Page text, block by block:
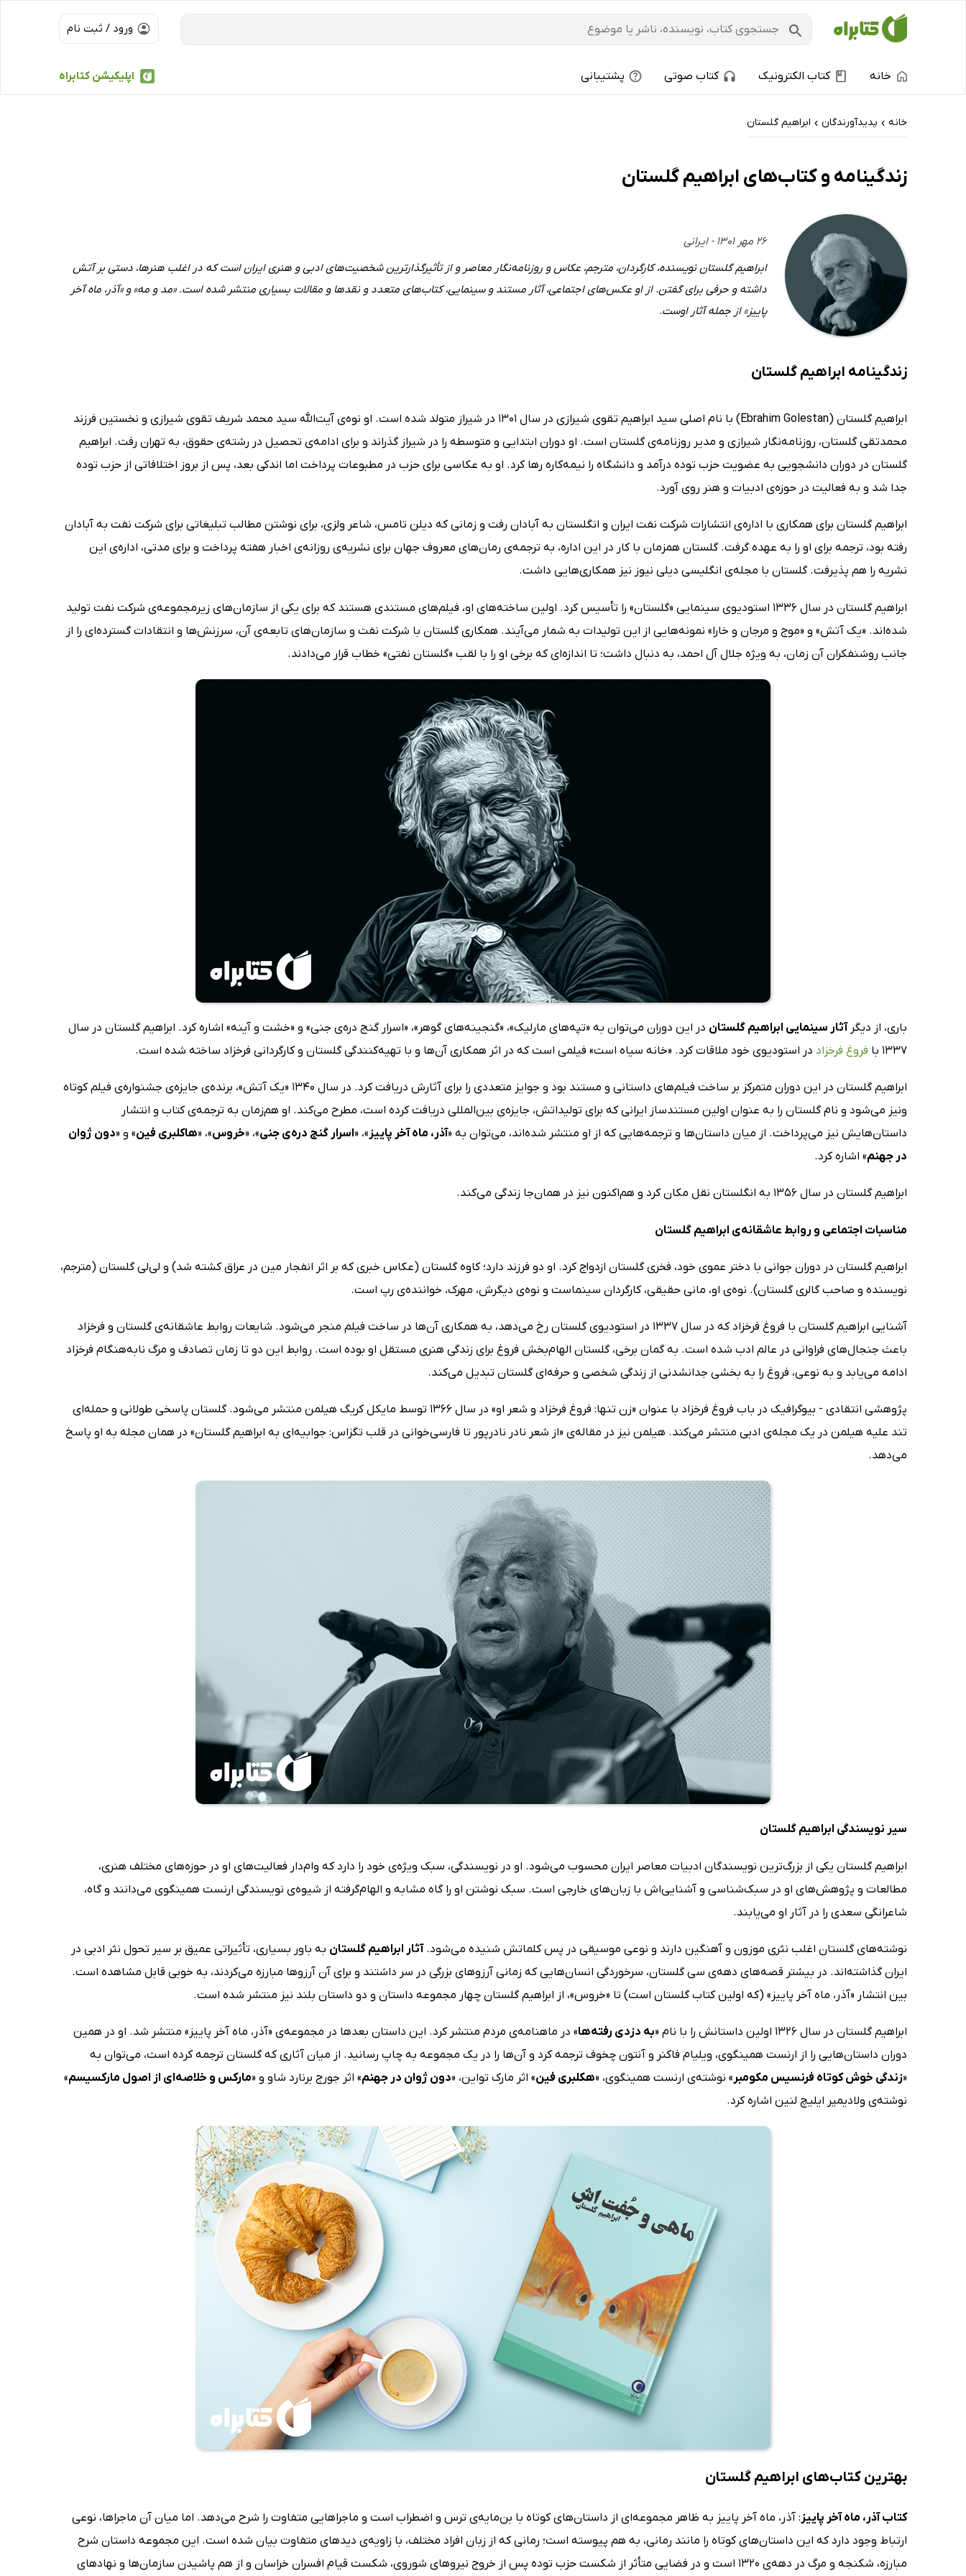
ورود / ثبت نام
اپلیکیشن کتابراه خانه کتاب الکترونیک کتاب صوتی پشتیبانی
خانه › پدیدآورندگان › ابراهیم گلستان
زندگینامه و کتاب‌های ابراهیم گلستان
۲۶ مهر ۱۳۰۱ - ایرانی
ابراهیم گلستان نویسنده، کارگردان، مترجم، عکاس و روزنامه‌نگار معاصر و از تأثیرگذارترین شخصیت‌های ادبی و هنری ایران است که در اغلب هنرها، دستی بر آتش
داشته و حرفی برای گفتن. از او عکس‌های اجتماعی، آثار مستند و سینمایی، کتاب‌های متعدد و نقدها و مقالات بسیاری منتشر شده است. «مد و مه» و «آذر، ماه آخر
پاییز» از جمله آثار اوست.
زندگینامه ابراهیم گلستان
ابراهیم گلستان (Ebrahim Golestan) با نام اصلی سید ابراهیم تقوی شیرازی در سال 1301 در شیراز متولد شده است. او نوه‌ی آیت‌اللّه سید محمد شریف تقوی شیرازی و نخستین فرزند
محمدتقی گلستان، روزنامه‌نگار شیرازی و مدیر روزنامه‌ی گلستان است. او دوران ابتدایی و متوسطه را در شیراز گذراند و برای ادامه‌ی تحصیل در رشته‌ی حقوق، به تهران رفت. ابراهیم
گلستان در دوران دانشجویی به عضویت حزب توده درآمد و دانشگاه را نیمه‌کاره رها کرد. او به عکاسی برای حزب در مطبوعات پرداخت اما اندکی بعد، پس از بروز اختلافاتی از حزب توده
جدا شد و به فعالیت در حوزه‌ی ادبیات و هنر روی آورد.
ابراهیم گلستان برای همکاری با اداره‌ی انتشارات شرکت نفت ایران و انگلستان به آبادان رفت و زمانی که دیلن تامس، شاعر ولزی، برای نوشتن مطالب تبلیغاتی برای شرکت نفت به آبادان
رفته بود، ترجمه برای او را به عهده گرفت. گلستان همزمان با کار در این اداره، به ترجمه‌ی رمان‌های معروف جهان برای نشریه‌ی روزانه‌ی اخبار هفته پرداخت و برای مدتی، اداره‌ی این
نشریه را هم پذیرفت. گلستان با مجله‌ی انگلیسی دیلی نیوز نیز همکاری‌هایی داشت.
ابراهیم گلستان در سال 1336 استودیوی سینمایی «گلستان» را تأسیس کرد. اولین ساخته‌های او، فیلم‌های مستندی هستند که برای یکی از سازمان‌های زیرمجموعه‌ی شرکت نفت تولید
شده‌اند. «یک آتش» و «موج و مرجان و خارا» نمونه‌هایی از این تولیدات به شمار می‌آیند. همکاری گلستان با شرکت‌ نفت و سازمان‌های تابعه‌ی آن، سرزنش‌ها و انتقادات گسترده‌ای را از
جانب روشنفکران آن زمان، به ویژه جلال آل احمد، به دنبال داشت؛ تا اندازه‌ای که برخی او را با لقب «گلستان نفتی» خطاب قرار می‌دادند.
باری، از دیگرآثار سینمایی ابراهیم گلستان در این دوران می‌توان به «تپه‌های مارلیک»، «گنجینه‌های گوهر»، «اسرار گنج دره‌ی جنی» و «خشت و آینه» اشاره کرد. ابراهیم گلستان در سال
1337 با
فروغ فرخزاد در استودیوی خود ملاقات کرد. «خانه سیاه است» فیلمی است که در اثر همکاری آن‌ها و با تهیه‌کنندگی گلستان و کارگردانی فرخزاد ساخته شده است.
ابراهیم گلستان در این دوران متمرکز بر ساخت فیلم‌های داستانی و مستند بود و جوایز متعددی را برای آثارش دریافت کرد. در سال 1340 «یک آتش»، برنده‌ی جایزه‌ی جشنواره‌ی فیلم کوتاه
ونیز می‌شود و نام گلستان را به عنوان اولین مستندساز ایرانی که برای تولیداتش، جایزه‌ی بین‌المللی دریافت کرده است، مطرح می‌کند. او هم‌زمان به ترجمه‌ی کتاب و انتشار
داستان‌هایش نیز می‌پرداخت. از میان داستان‌ها و ترجمه‌هایی که از او منتشر شده‌اند، می‌توان به «آذر، ماه آخر پاییز»، «اسرار گنج دره‌ی جنی»، «خروس»، «هاکلبری فین» و «دون ژوان
در جهنم» اشاره کرد.
ابراهیم گلستان در سال 1356 به انگلستان نقل مکان کرد و هم‌اکنون نیز در همان‌جا زندگی می‌کند.
مناسبات اجتماعی و روابط عاشقانه‌ی ابراهیم گلستان
ابراهیم گلستان در دوران جوانی با دختر عموی خود، فخری گلستان ازدواج کرد. او دو فرزند دارد؛ کاوه گلستان (عکاس خبری که بر اثر انفجار مین در عراق کشته شد) و لی‌لی گلستان (مترجم،
نویسنده و صاحب گالری گلستان). نوه‌ی او، مانی حقیقی، کارگردان سینماست و نوه‌ی دیگرش، مهرک، خواننده‌ی رپ است.
آشنایی ابراهیم گلستان با فروغ فرخزاد که در سال 1337 در استودیوی گلستان رخ می‌دهد، به همکاری آن‌ها در ساخت فیلم منجر می‌شود. شایعات روابط عاشقانه‌ی گلستان و فرخزاد
باعث جنجال‌های فراوانی در عالم ادب شده است. به گمان برخی، گلستان الهام‌بخش فروغ برای زندگی هنری مستقل او بوده است. روابط این دو تا زمان تصادف و مرگ نابه‌هنگام فرخزاد
ادامه می‌یابد و به نوعی، فروغ را به بخشی جدانشدنی از زندگی شخصی و حرفه‌ای گلستان تبدیل می‌کند.
پژوهشی انتقادی - بیوگرافیک در باب فروغ فرخزاد با عنوان «زن تنها: فروغ فرخزاد و شعر او» در سال 1366 توسط مایکل کریگ هیلمن منتشر می‌شود. گلستان پاسخی طولانی و حمله‌ای
تند علیه هیلمن در یک مجله‌ی ادبی منتشر می‌کند. هیلمن نیز در مقاله‌ی «از شعر نادر نادرپور تا فارسی‌خوانی در قلب تگزاس: جوابیه‌ای به ابراهیم گلستان» در همان مجله به او پاسخ
می‌دهد.
سیر نویسندگی ابراهیم گلستان
ابراهیم گلستان یکی از بزرگ‌ترین نویسندگان ادبیات معاصر ایران محسوب می‌شود. او در نویسندگی، سبک ویژه‌ی خود را دارد که وام‌دار فعالیت‌های او در حوزه‌های مختلف هنری،
مطالعات و پژوهش‌های او در سبک‌شناسی و آشنایی‌اش با زبان‌های خارجی است. سبک نوشتن او را گاه مشابه و الهام‌گرفته از شیوه‌ی نویسندگی ارنست همینگوی می‌دانند و گاه،
شاعرانگی سعدی را در آثار او می‌یابند.
نوشته‌های گلستان اغلب نثری موزون و آهنگین دارند و نوعی موسیقی در پس کلماتش شنیده می‌شود.آثار ابراهیم گلستان به باور بسیاری، تأثیراتی عمیق بر سیر تحول نثر ادبی در
ایران گذاشته‌اند. در بیشتر قصه‌های دهه‌ی سی گلستان، سرخوردگی انسان‌هایی که زمانی آرزوهای بزرگی در سر داشتند و برای آن آرزوها مبارزه می‌کردند، به خوبی قابل مشاهده است.
بین انتشار «آذر، ماه آخر پاییز» (که اولین کتاب گلستان است) تا «خروس»، از ابراهیم گلستان چهار مجموعه داستان و دو داستان بلند نیز منتشر شده است.
ابراهیم گلستان در سال 1326 اولین داستانش را با نام « به دزدی رفته‌ها» در ماهنامه‌ی مردم منتشر کرد. این داستان بعدها در مجموعه‌ی «آذر، ماه آخر پاییز» منتشر شد. او در همین
دوران داستان‌هایی را از ارنست همینگوی، ویلیام فاکنر و آنتون چخوف ترجمه کرد و آن‌ها را در یک مجموعه به چاپ رسانید. از میان آثاری که گلستان ترجمه کرده است، می‌توان به
«زندگی خوش کوتاه فرنسیس مکومبر» نوشته‌ی ارنست همینگوی، «هکلبری فین» اثر مارک تواین، «دون ژوان در جهنم» اثر جورج برنارد شاو و «مارکس و خلاصه‌ای از اصول مارکسیسم»
نوشته‌ی ولادیمیر ایلیچ لنین اشاره کرد.
بهترین کتاب‌های ابراهیم گلستان
کتاب آذر، ماه آخر پاییز : آذر، ماه آخر پاییز به ظاهر مجموعه‌ای از داستان‌های کوتاه با بن‌مایه‌ی ترس و اضطراب است و ماجراهایی متفاوت را شرح می‌دهد. اما میان آن ماجراها، نوعی
ارتباط وجود دارد که این داستان‌های کوتاه را مانند رمانی، به هم پیوسته است؛ رمانی که از زبان افراد مختلف، با زاویه‌ی دیدهای متفاوت بیان شده است. این مجموعه داستان شرح
مبارزه، شکنجه و مرگ در دهه‌ی 1320 است و در فضایی متأثر از شکست حزب توده پس از خروج نیروهای شوروی، شکست قیام افسران خراسان و از هم پاشیدن سازمان‌ها و نهادهای